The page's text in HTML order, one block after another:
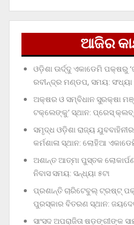
ଆଜିର
ଓଡ଼ିଶା ଊର୍ଦ୍ଦୁ ଏକାଡେମି ପକ୍ଷରୁ
ରବୀନ୍ଦ୍ର ମଣ୍ଡପ, ସମୟ: ସଂଧ୍ୟା
ଅକ୍ଷର ଓ ସମ୍ବିଧାନ ସୁରକ୍ଷା
ଟକ୍‌ଲେଙ୍କୁ’ ସ୍ଥାନ: ପ୍ରେସ୍‌ କ୍ଲବ୍‌
ସମୃଦ୍ଧ ଓଡ଼ିଶା ରାଜ୍ୟ
କର୍ମଶାଳା ସ୍ଥାନ: ଲୋହିଆ
ଅଶାନ୍ତ ଆତ୍ମା ପୁସ୍ତକ
ନିବାସ ସମୟ: ସନ୍ଧ୍ୟା ୫ଟା
ପ୍ରଶାନ୍ତି ଚାରିଟେବୁଲ୍‌ ଟ୍ରଷ୍ଟ୍‌
ପୁରସ୍କାର ବିତରଣ ସ୍ଥାନ:
ସାଂସଦ ଅପରାଜିତା ଷଡ଼ଙ୍ଗୀଙ୍କ